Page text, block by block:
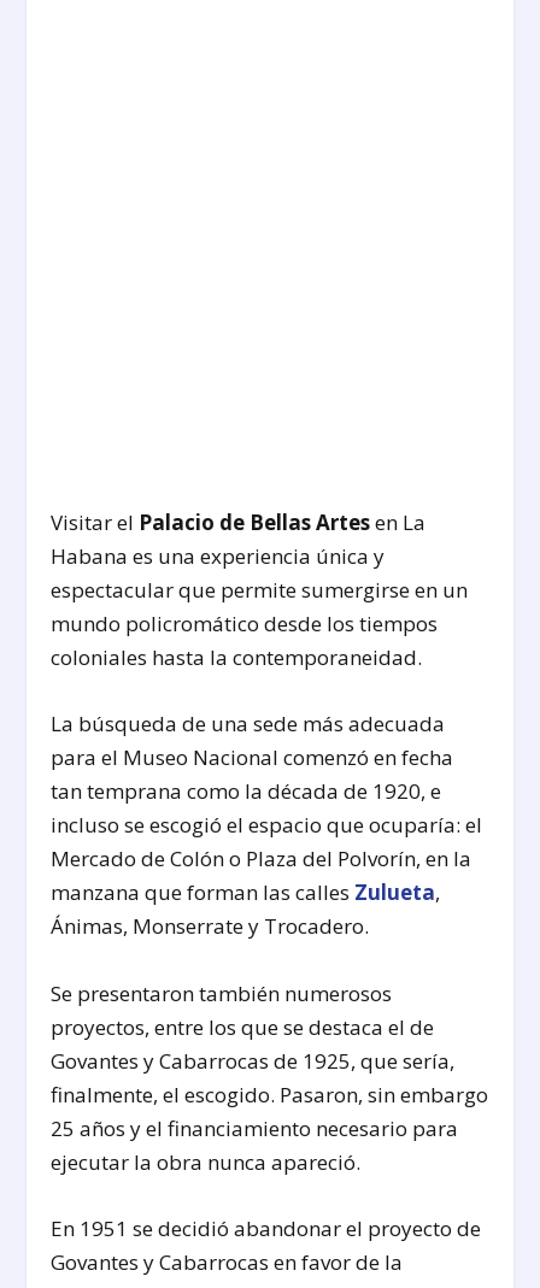
Visitar el Palacio de Bellas Artesen La
Habana es una experiencia única y
espectacular que permite sumergirse en un
mundo policromático desde los tiempos
coloniales hasta la contemporaneidad.
La búsqueda de una sede más adecuada
para el Museo Nacional comenzó en fecha
tan temprana como la década de 1920, e
incluso se escogió el espacio que ocuparía: el
Mercado de Colón o Plaza del Polvorín, en la
manzana que forman las calles Zulueta,
Ánimas, Monserrate y Trocadero.
Se presentaron también numerosos
proyectos, entre los que se destaca el de
Govantes y Cabarrocas de 1925, que sería,
finalmente, el escogido. Pasaron, sin embargo
25 años y el financiamiento necesario para
ejecutar la obra nunca apareció.
En 1951 se decidió abandonar el proyecto de
Govantes y Cabarrocas en favor de la